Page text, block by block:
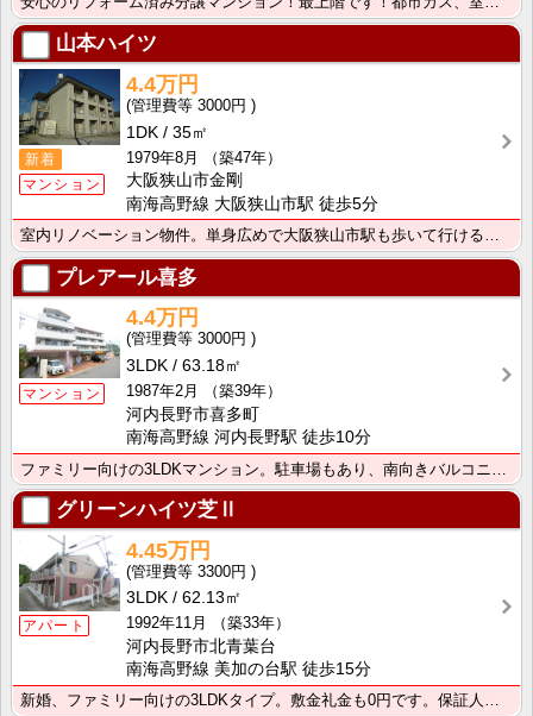
山本ハイツ
新着
マンション
4.4万円
3000円
1DK
35㎡
1979年8月
（築47年）
大阪狭山市金剛
南海高野線 大阪狭山市駅 徒歩5分
プレアール喜多
マンション
4.4万円
3000円
3LDK
63.18㎡
1987年2月
（築39年）
河内長野市喜多町
南海高野線 河内長野駅 徒歩10分
グリーンハイツ芝Ⅱ
アパート
4.45万円
3300円
3LDK
62.13㎡
1992年11月
（築33年）
河内長野市北青葉台
南海高野線 美加の台駅 徒歩15分
新婚、ファミリー向けの3LDKタイプ。敷金礼金も0円です。保証人不要、初期費用や毎月のお家賃もクレジ･･･